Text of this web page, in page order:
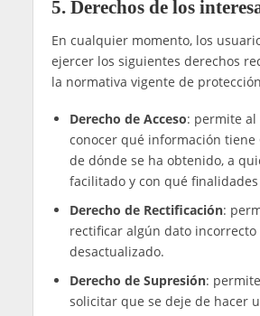
Por circunstancias
interés público de los que son
Este tratamiento de datos está
ejercicio de una misión de
plasmada en la actuación
periodística, en virtud del
de opinión e información
artículo 20 de la Constitución
obtenidos a través de la
recursos periodísticos a